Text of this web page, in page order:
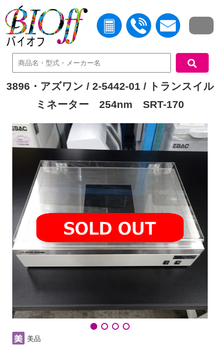
中古機器検索
3896・アズワン / 2-5442-01 / トランスイル
ミネーター 254nm SRT-170
美品